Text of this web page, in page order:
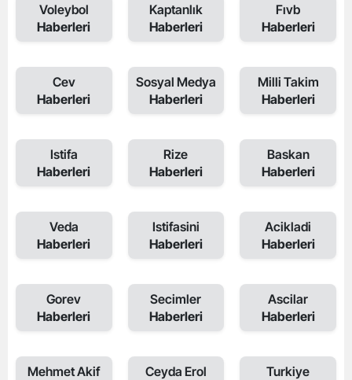
Voleybol
Haberleri
Kaptanlık
Haberleri
Fıvb
Haberleri
Cev
Haberleri
Sosyal Medya
Haberleri
Milli Takim
Haberleri
Istifa
Haberleri
Rize
Haberleri
Baskan
Haberleri
Veda
Haberleri
Istifasini
Haberleri
Acikladi
Haberleri
Gorev
Haberleri
Secimler
Haberleri
Ascilar
Haberleri
Mehmet Akif
Ceyda Erol
Turkiye